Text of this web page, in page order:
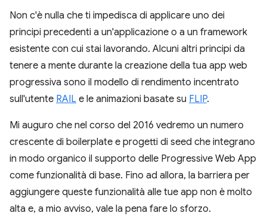
Non c'è nulla che ti impedisca di applicare uno dei
principi precedenti a un'applicazione o a un framework
esistente con cui stai lavorando. Alcuni altri principi da
tenere a mente durante la creazione della tua app web
progressiva sono il modello di rendimento incentrato
sull'utente RAIL e le animazioni basate su FLIP.
Mi auguro che nel corso del 2016 vedremo un numero
crescente di boilerplate e progetti di seed che integrano
in modo organico il supporto delle Progressive Web App
come funzionalità di base. Fino ad allora, la barriera per
aggiungere queste funzionalità alle tue app non è molto
alta e, a mio avviso, vale la pena fare lo sforzo.